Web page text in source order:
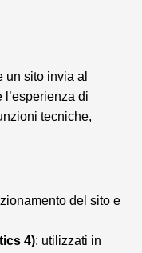
un sito invia al
di
tecniche,
del sito e
4): utilizzati in